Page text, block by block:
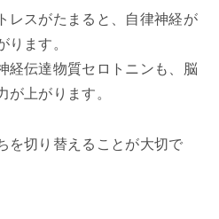
レスがたまると、自律神経が
ります。
経伝達物質セロトニンも、脳
が上がります。
を切り替えることが大切で